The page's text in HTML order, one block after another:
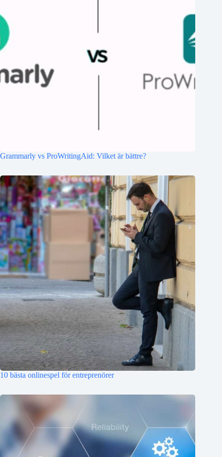
Grammarly vs ProWritingAid: Vilket är bättre?
10 bästa onlinespel för entreprenörer